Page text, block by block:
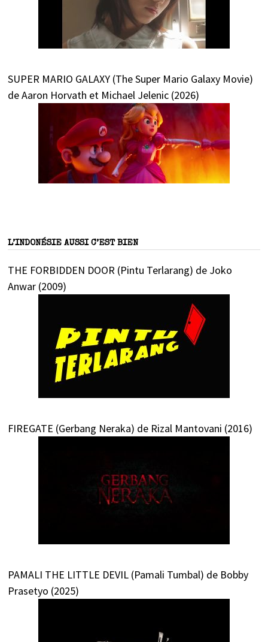
SUPER MARIO GALAXY (The Super Mario Galaxy Movie)
de Aaron Horvath et Michael Jelenic (2026)
L’INDONÉSIE AUSSI C’EST BIEN
THE FORBIDDEN DOOR (Pintu Terlarang) de Joko
Anwar (2009)
FIREGATE (Gerbang Neraka) de Rizal Mantovani (2016)
PAMALI THE LITTLE DEVIL (Pamali Tumbal) de Bobby
Prasetyo (2025)